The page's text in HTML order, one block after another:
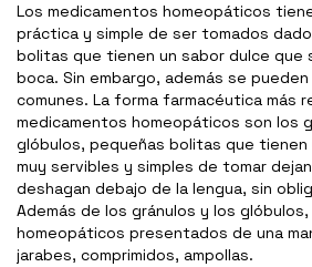
Los medicamentos homeopáticos
práctica y simple de ser tomados
bolitas que tienen un sabor dulce que
boca. Sin embargo, además se
comunes. La forma farmacéutica más
medicamentos homeopáticos son los
glóbulos, pequeñas bolitas que tienen
muy servibles y simples de tomar
deshagan debajo de la lengua, sin
Además de los gránulos y los
homeopáticos presentados de una
jarabes, comprimidos, ampollas.